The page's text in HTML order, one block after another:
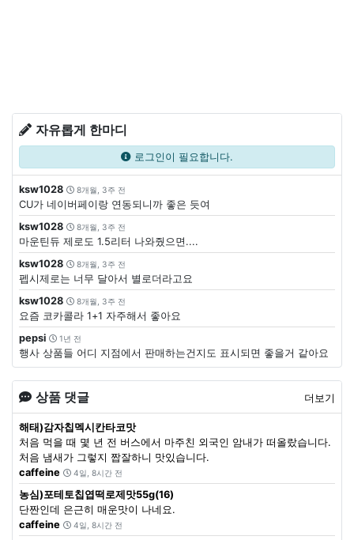
자유롭게 한마디
로그인이 필요합니다.
ksw1028 8개월, 3주 전
CU가 네이버페이랑 연동되니까 좋은 듯여
ksw1028
8개월, 3주 전
마운틴듀 제로도 1.5리터 나와줬으면....
ksw1028
8개월, 3주 전
펩시제로는 너무 달아서 별로더라고요
ksw1028
8개월, 3주 전
요즘 코카콜라 1+1 자주해서 좋아요
pepsi
1년 전
행사 상품들 어디 지점에서 판매하는건지도 표시되면 좋을거 같아요
상품 댓글 더보기
해태)감자칩멕시칸타코맛
처음 먹을 때 몇 년 전 버스에서 마주친 외국인 암내가 떠올랐습니다.
처음 냄새가 그렇지 짭잘하니 맛있습니다.
caffeine
4일, 8시간 전
농심)포테토칩엽떡로제맛55g(16)
단짠인데 은근히 매운맛이 나네요.
caffeine
4일, 8시간 전